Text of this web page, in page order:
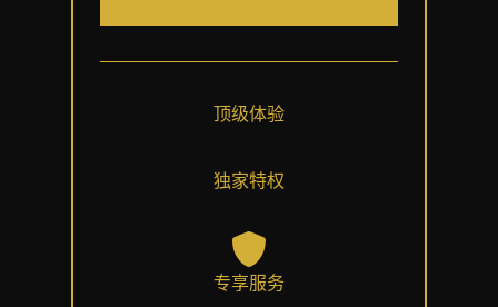
顶级体验
独家特权
专享服务